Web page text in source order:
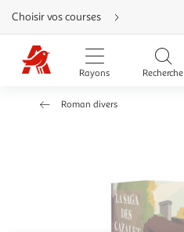
Aller
directement
au
contenu
Aller
directement
Aller
Choisir vos courses
Rayons Recherche
Roman divers